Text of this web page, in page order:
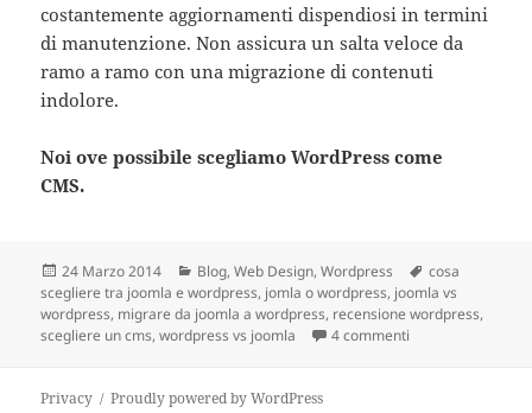
costantemente aggiornamenti dispendiosi in termini
di manutenzione. Non assicura un salta veloce da
ramo a ramo con una migrazione di contenuti
indolore.
Noi ove possibile scegliamo WordPress come
CMS.
Scritto
il
24 Marzo 2014 Categorie
Blog,Web Design,Wordpress Tag
cosa
scegliere tra joomla e wordpress, jomla o wordpress, joomla vs
wordpress, migrare da joomla a wordpress, recensione wordpress,
scegliere un cms,wordpress vs joomla 4 commenti
Privacy Proudly powered by WordPress